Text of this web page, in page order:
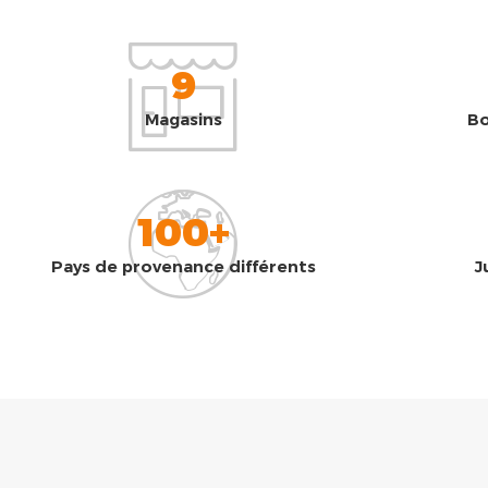
9
Magasins
100+
Pays de provenance différents